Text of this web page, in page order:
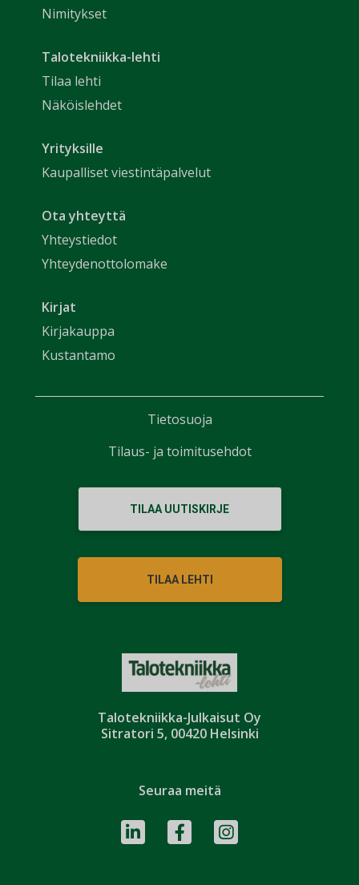
Talotekniikka-Julkaisut Oy
Sitratori 5, 00420 Helsinki
Nimitykset
Talotekniikka-lehti
Tilaa lehti
Näköislehdet
Yrityksille
Kaupalliset viestintäpalvelut
Ota yhteyttä
Yhteystiedot
Yhteydenottolomake
Kirjat
Kirjakauppa
Kustantamo
TILAA UUTISKIRJE
TILAA LEHTI
Seuraa meitä
Tietosuoja
Tilaus- ja toimitusehdot